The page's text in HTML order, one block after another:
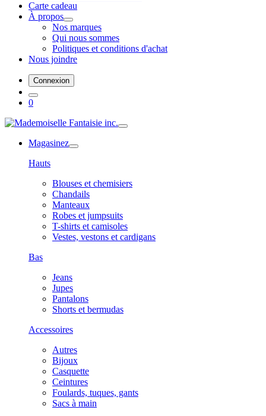
Carte cadeau
À propos
Nos marques
Qui nous sommes
Politiques et conditions d'achat
Nous joindre
Connexion
0
Magasinez
Hauts
Blouses et chemisiers
Chandails
Manteaux
Robes et jumpsuits
T-shirts et camisoles
Vestes, vestons et cardigans
Bas
Jeans
Jupes
Pantalons
Shorts et bermudas
Accessoires
Autres
Bijoux
Casquette
Ceintures
Foulards, tuques, gants
Sacs à main